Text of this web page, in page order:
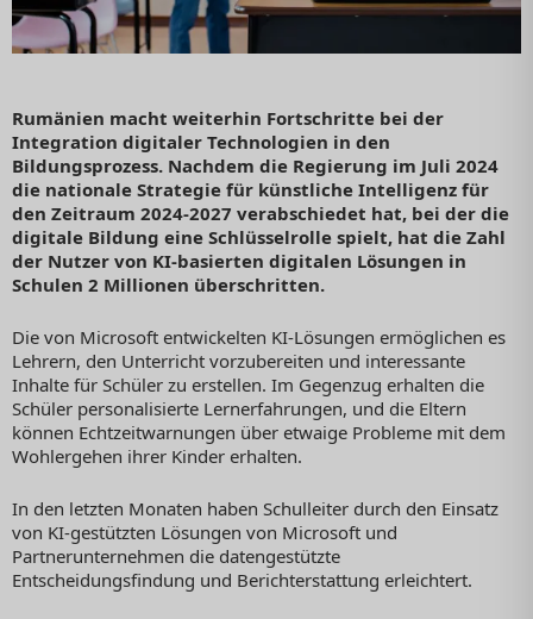
Rumänien macht weiterhin Fortschritte bei der
Integration digitaler Technologien in den
Bildungsprozess. Nachdem die Regierung im Juli 2024
die nationale Strategie für künstliche Intelligenz für
den Zeitraum 2024-2027 verabschiedet hat, bei der die
digitale Bildung eine Schlüsselrolle spielt, hat die Zahl
der Nutzer von KI-basierten digitalen Lösungen in
Schulen 2 Millionen überschritten.
Die von Microsoft entwickelten KI-Lösungen ermöglichen es
Lehrern, den Unterricht vorzubereiten und interessante
Inhalte für Schüler zu erstellen. Im Gegenzug erhalten die
Schüler personalisierte Lernerfahrungen, und die Eltern
können Echtzeitwarnungen über etwaige Probleme mit dem
Wohlergehen ihrer Kinder erhalten.
In den letzten Monaten haben Schulleiter durch den Einsatz
von KI-gestützten Lösungen von Microsoft und
Partnerunternehmen die datengestützte
Entscheidungsfindung und Berichterstattung erleichtert.